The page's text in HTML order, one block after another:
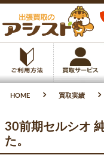
HOME 買取実績
30前期セルシオ
た。